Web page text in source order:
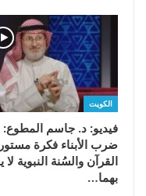
الكويت
فيديو: د. جاسم المطوع:
ضرب الأبناء فكرة
القرآن والسُنة النبوية لا
بهما…